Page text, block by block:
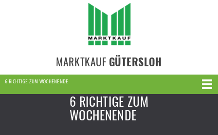
MARKTKAUF GÜTERSLOH
6 RICHTIGE ZUM WOCHENENDE
6 RICHTIGE ZUM
WOCHENENDE